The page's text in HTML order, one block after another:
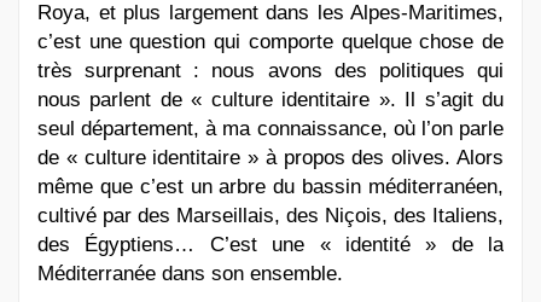
Roya, et plus largement dans les Alpes-Maritimes,
c’est une question qui comporte quelque chose de
très surprenant : nous avons des politiques qui
nous parlent de « culture identitaire ». Il s’agit du
seul département, à ma connaissance, où l’on parle
de « culture identitaire » à propos des olives. Alors
même que c’est un arbre du bassin méditerranéen,
cultivé par des Marseillais, des Niçois, des Italiens,
des Égyptiens… C’est une « identité » de la
Méditerranée dans son ensemble.